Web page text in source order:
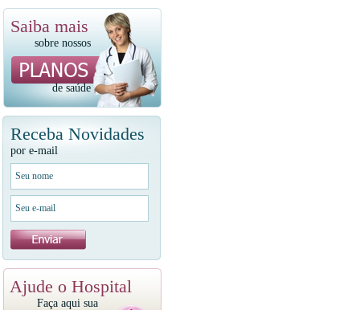
Saiba mais
sobre nossos
de saúde
Receba Novidades
por e-mail
Ajude o Hospital
Faça aqui sua